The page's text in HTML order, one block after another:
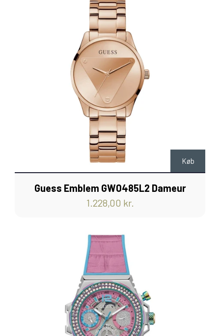
Køb
Guess Emblem GW0485L2 Dameur
1.228,00 kr.